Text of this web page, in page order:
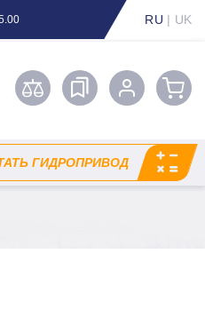
RU | UK
ГИДРОПРИВОД